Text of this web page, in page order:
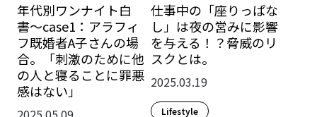
年代別ワンナイト白
書〜case1：アラフィ
フ既婚者A子さんの場
合。「刺激のために他
の人と寝ることに罪悪
感はない」
仕事中の「座りっぱな
し」は夜の営みに影響
を与える！？脅威のリ
スクとは。
2025.03.19
Lifestyle​